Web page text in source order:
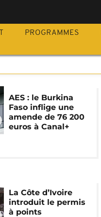
PROGRAMMES
AES : le Burkina
Faso inflige une
amende de 76 200
euros à Canal+
La Côte d’Ivoire
introduit le permis
à points